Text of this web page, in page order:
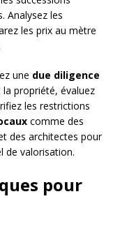
Analysez les
les prix au mètre
une due diligence
propriété, évaluez
les restrictions
comme des
des architectes pour
de valorisation.
pour